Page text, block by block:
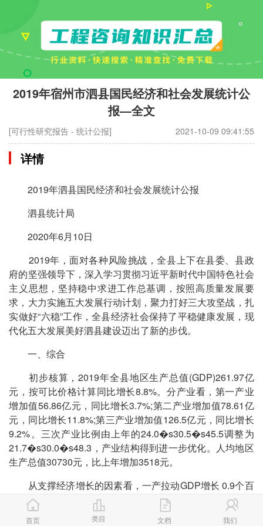
2019年宿州市泗县国民经济和社会发展统计公
报—全文
[可行性研究报告 - 统计公报] 2021-10-09 09:41:55
详情
2019年泗县国民经济和社会发展统计公报
泗县统计局
2020年6月10日
2019年，面对各种风险挑战，全县上下在县委、县政
府的坚强领导下，深入学习贯彻习近平新时代中国特色社会
主义思想，坚持稳中求进工作总基调，按照高质量发展要
求，大力实施五大发展行动计划，聚力打好三大攻坚战，扎
实做好“六稳”工作，全县经济社会保持了平稳健康发展，现
代化五大发展美好泗县建设迈出了新的步伐。
一、综合
初步核算，2019年全县地区生产总值(GDP)261.97亿
元，按可比价格计算同比增长8.8%。分产业看，第一产业
增加值56.86亿元，同比增长3.7%;第二产业增加值78.61亿
元，同比增长11.8%;第三产业增加值126.5亿元，同比增长
9.2%。三次产业比例由上年的24.0�s30.5�s45.5调整为
21.7�s30.0�s48.3，产业结构得到进一步优化。人均地区
生产总值30730元，比上年增加3518元。
从支撑经济增长的因素看，一产拉动GDP增长 0.9个百
分点，对经济增长的贡献率为10%;二产拉动GDP增长3.8个
百分点，对经济增长的贡献率为43.7%;三产拉动GDP增长
首页 类目 文档 我们